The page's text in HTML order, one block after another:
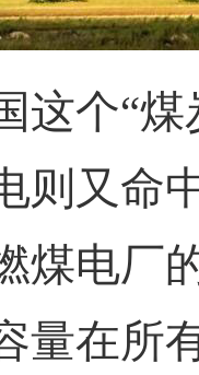
这个“煤
则又命
煤电厂
量在所